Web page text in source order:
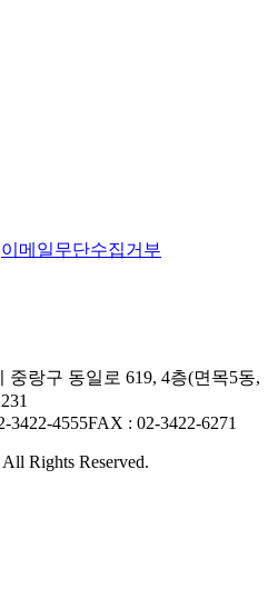
이메일무단수집거부
중랑구 동일로 619, 4층(면목5동,
3422-4555FAX : 02-3422-6271
Rights Reserved.